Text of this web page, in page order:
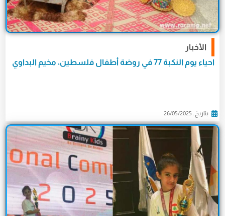
الأخبار
احياء يوم النكبة 77 في روضة أطفال فلسطين، مخيم البداوي
بتاريخ : 26/05/2025